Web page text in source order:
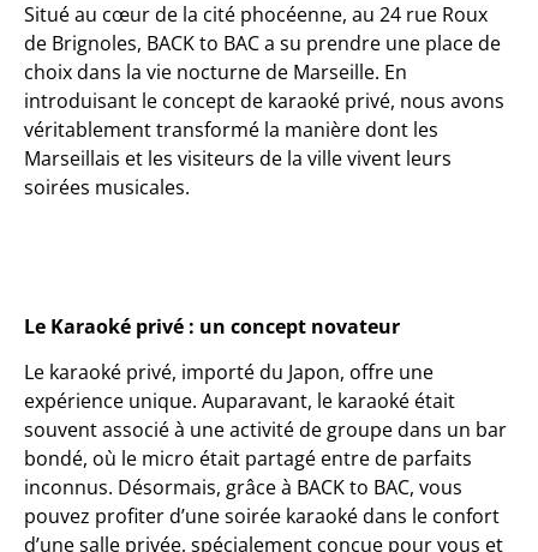
Situé au cœur de la cité phocéenne, au 24 rue Roux
de Brignoles, BACK to BAC a su prendre une place de
choix dans la vie nocturne de Marseille. En
introduisant le concept de karaoké privé, nous avons
véritablement transformé la manière dont les
Marseillais et les visiteurs de la ville vivent leurs
soirées musicales.
Le Karaoké privé : un concept novateur
Le karaoké privé, importé du Japon, offre une
expérience unique. Auparavant, le karaoké était
souvent associé à une activité de groupe dans un bar
bondé, où le micro était partagé entre de parfaits
inconnus. Désormais, grâce à BACK to BAC, vous
pouvez profiter d’une soirée karaoké dans le confort
d’une salle privée, spécialement conçue pour vous et